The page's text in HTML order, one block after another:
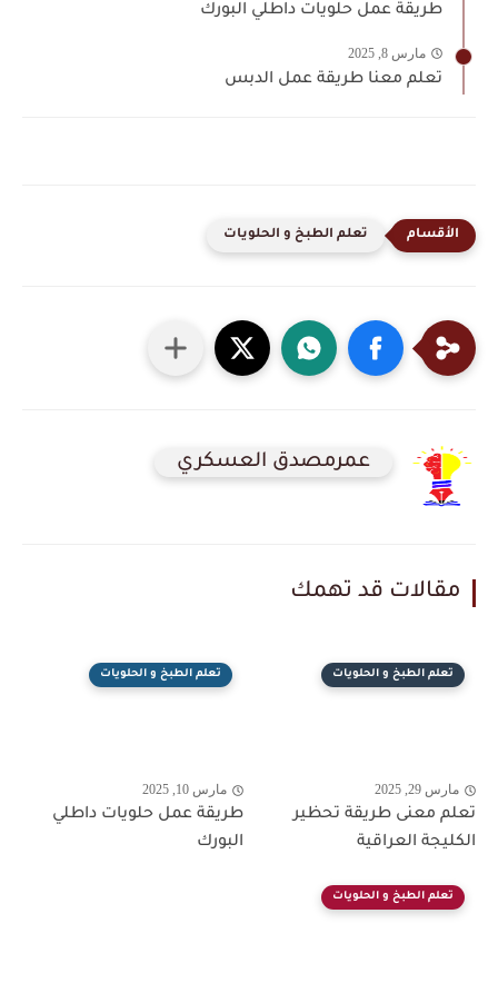
طريقة عمل حلويات داطلي البورك
مارس 8, 2025
تعلم معنا طريقة عمل الدبس
تعلم الطبخ و الحلويات
عمرمصدق العسكري
مقالات قد تهمك
تعلم الطبخ و الحلويات
مارس 29, 2025
تعلم معنى طريقة تحظير
الكليجة العراقية
تعلم الطبخ و الحلويات
مارس 10, 2025
طريقة عمل حلويات داطلي
البورك
تعلم الطبخ و الحلويات